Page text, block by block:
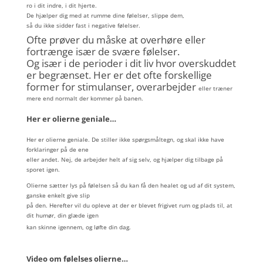
ro i dit indre, i dit hjerte.
De hjælper dig med at rumme dine følelser, slippe dem,
så du ikke sidder fast i negative følelser.
Ofte prøver du måske at overhøre eller
fortrænge især de svære følelser.
Og især i de perioder i dit livhvor overskuddet
er begrænset. Her er det ofte forskellige
former for stimulanser, overarbejder eller træner
mere end normalt der kommer på banen.
Her er olierne geniale…
Her er olierne geniale. De stiller ikke spørgsmåltegn, og skal ikke have
forklaringer på de ene
eller andet. Nej, de arbejder helt af sig selv, og hjælper dig tilbage på
sporet igen.
Olierne sætter lys på følelsen så du kan få den healet og ud af dit system,
ganske enkelt give slip
på den. Herefter vil du opleve at der er blevet frigivet rum og plads til, at
dit humør, din glæde igen
kan skinne igennem, og løfte din dag.
Video om følelses olierne…